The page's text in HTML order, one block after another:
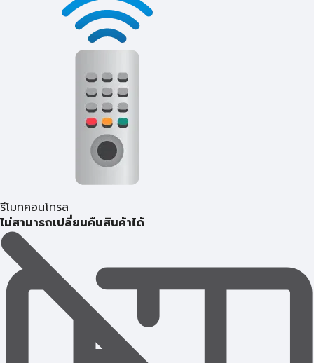
รีโมทคอนโทรล
ไม่สามารถเปลี่ยนคืนสินค้าได้